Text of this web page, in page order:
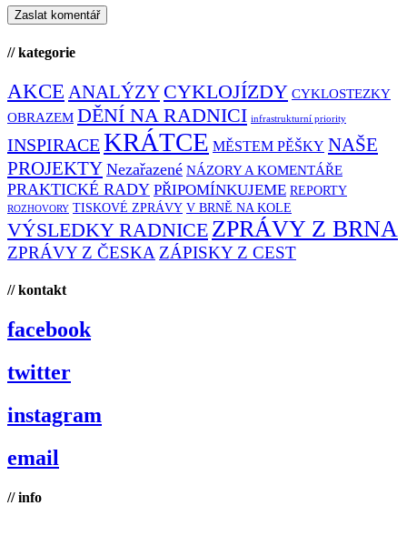
// kategorie
AKCE ANALÝZY CYKLOJÍZDY CYKLOSTEZKY
OBRAZEM DĚNÍ NA RADNICI infrastrukturní priority
INSPIRACEKRÁTCE MĚSTEM PĚŠKY NAŠE
PROJEKTY Nezařazené NÁZORY A KOMENTÁŘE
PRAKTICKÉ RADY PŘIPOMÍNKUJEME REPORTY
ROZHOVORY TISKOVÉ ZPRÁVY V BRNĚ NA KOLE
VÝSLEDKY RADNICE ZPRÁVY Z BRNA
ZPRÁVY Z ČESKA ZÁPISKY Z CEST
// kontakt
facebook
twitter
instagram
email
// info